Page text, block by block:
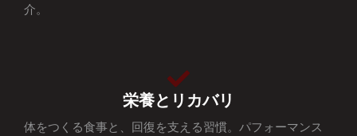
介。
栄養とリカバリ
体をつくる食事と、回復を支える習慣。パフォーマンス